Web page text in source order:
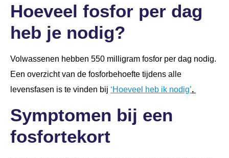
Hoeveel fosfor per dag
heb je nodig?
Volwassenen hebben 550 milligram fosfor per dag nodig.
Een overzicht van de fosforbehoefte tijdens alle
levensfasen is te vinden bij ‘Hoeveel heb ik nodig’.
Symptomen bij een
fosfortekort